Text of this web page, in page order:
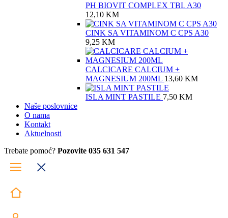
PH BIOVIT COMPLEX TBL A30
12,10 KM
CINK SA VITAMINOM C CPS A30
9,25 KM
CALCICARE CALCIUM +
MAGNESIUM 200ML 13,60 KM
ISLA MINT PASTILE 7,50 KM
Naše poslovnice
O nama
Kontakt
Aktuelnosti
Trebate pomoć? Pozovite 035 631 547